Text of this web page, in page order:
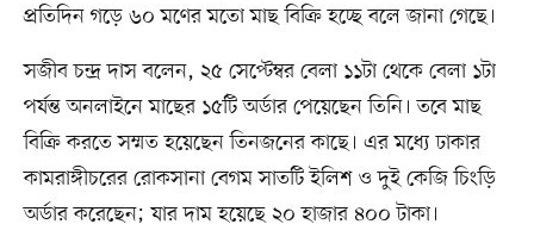
প্রতিদিন গড়ে ৬০ মণের মতো মাছ বিক্রি হচ্ছে বলে জানা গেছে।
সজীব চন্দ্র দাস বলেন, ২৫ সেপ্টেম্বর বেলা ১১টা থেকে বেলা ১টা
পর্যন্ত অনলাইনে মাছের ১৫টি অর্ডার পেয়েছেন তিনি। তবে মাছ
বিক্রি করতে সম্মত হয়েছেন তিনজনের কাছে। এর মধ্যে ঢাকার
কামরাঙ্গীচরের রোকসানা বেগম সাতটি ইলিশ ও দুই কেজি চিংড়ি
অর্ডার করেছেন; যার দাম হয়েছে ২০ হাজার ৪০০ টাকা।